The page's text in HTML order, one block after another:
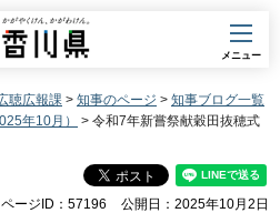
香川県
メニュー
聴広報課 > 知事のページ > 知事ブログ一覧
年10月）
> 令和7年新嘗祭献穀田抜穂式
ページID：57196 公開日：2025年10月2日